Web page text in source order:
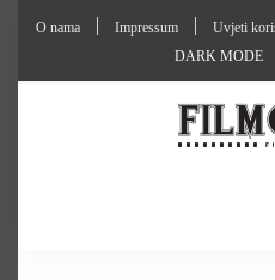
O nama Impressum Uvjeti
DARK MODE